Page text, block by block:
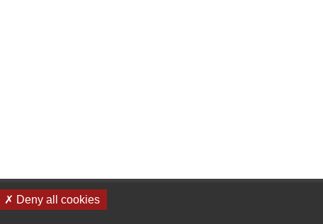
✗ Deny all cookies